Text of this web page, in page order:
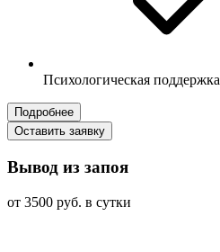
Психологическая поддержка
Подробнее
Оставить заявку
Вывод из запоя
от 3500 руб. в сутки